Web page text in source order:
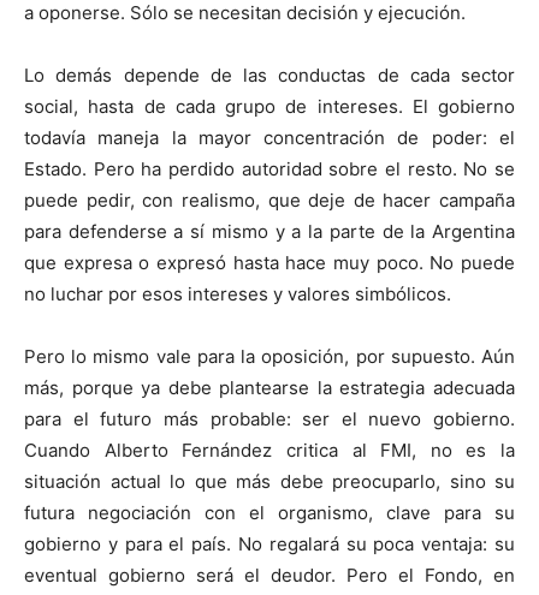
a oponerse. Sólo se necesitan decisión y ejecución.
Lo demás depende de las conductas de cada sector
social, hasta de cada grupo de intereses. El gobierno
todavía maneja la mayor concentración de poder: el
Estado. Pero ha perdido autoridad sobre el resto. No se
puede pedir, con realismo, que deje de hacer campaña
para defenderse a sí mismo y a la parte de la Argentina
que expresa o expresó hasta hace muy poco. No puede
no luchar por esos intereses y valores simbólicos.
Pero lo mismo vale para la oposición, por supuesto. Aún
más, porque ya debe plantearse la estrategia adecuada
para el futuro más probable: ser el nuevo gobierno.
Cuando Alberto Fernández critica al FMI, no es la
situación actual lo que más debe preocuparlo, sino su
futura negociación con el organismo, clave para su
gobierno y para el país. No regalará su poca ventaja: su
eventual gobierno será el deudor. Pero el Fondo, en